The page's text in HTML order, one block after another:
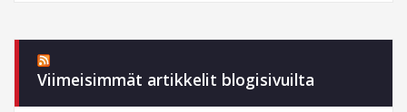
Viimeisimmät artikkelit blogisivuilta